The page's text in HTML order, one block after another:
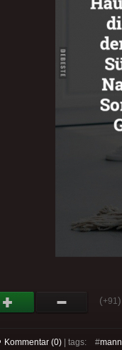
(+91 )
Kommentar (0) | tags: #mann